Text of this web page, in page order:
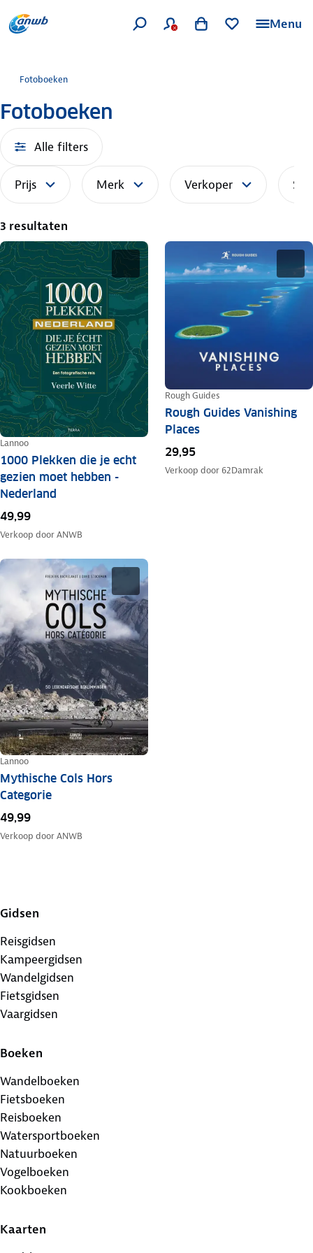
Menu
Fotoboeken
Fotoboeken
Alle filters
Prijs Merk Verkoper
3 resultaten
Lannoo
1000 Plekken die je echt
gezien moet hebben -
Nederland
49,99
Verkoop doorANWB
Rough Guides
Rough Guides Vanishing
Places
29,95
Verkoop door 62Damrak
Lannoo
Mythische Cols Hors
Categorie
49,99
Verkoop doorANWB
Gidsen
Reisgidsen
Kampeergidsen
Wandelgidsen
Fietsgidsen
Vaargidsen
Boeken
Wandelboeken
Fietsboeken
Reisboeken
Watersportboeken
Natuurboeken
Vogelboeken
Kookboeken
Kaarten